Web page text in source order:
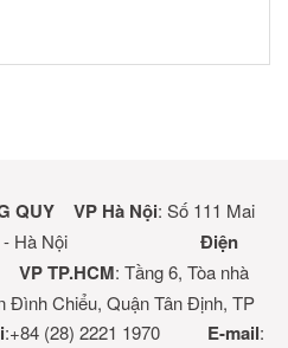
QUY VP Hà Nội: Số 111 Mai
Trưng - Hà Nội Điện
VP TP.HCM: Tầng 6, Tòa nhà
Đình Chiểu, Quận Tân Định, TP
:+84 (28) 2221 1970 E-mail: